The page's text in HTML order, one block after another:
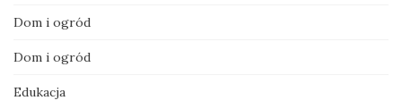
Dom i ogród
Dom i ogród
Edukacja